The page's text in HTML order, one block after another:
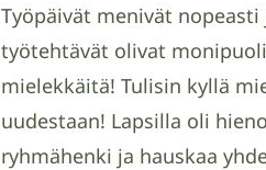
Työpäivät menivät nopeasti
työtehtävät olivat
mielekkäitä! Tulisin kyllä
uudestaan! Lapsilla oli hieno
ryhmähenki ja hauskaa